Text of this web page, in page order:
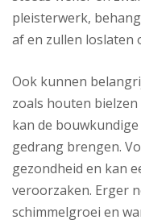
pleisterwerk,
af en zullen loslaten
Ook kunnen
zoals houten
kan de
gedrang brengen.
gezondheid en kan
veroorzaken. Erger
schimmelgroei en